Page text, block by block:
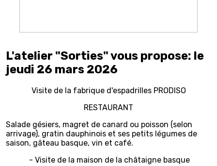
L'atelier "Sorties" vous propose: le
jeudi 26 mars 2026
Visite de la fabrique d'espadrilles PRODISO
RESTAURANT
Salade gésiers, magret de canard ou poisson (selon
arrivage), gratin dauphinois et ses petits légumes de
saison, gâteau basque, vin et café.
- Visite de la maison de la châtaigne basque